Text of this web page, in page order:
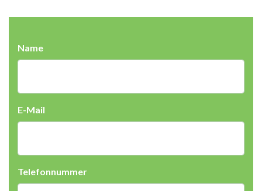
Name
E-Mail
Telefonnummer